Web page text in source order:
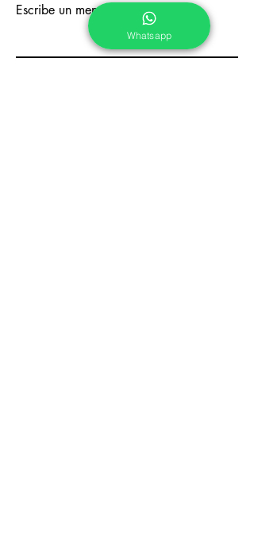
Escribe un mensaje
Whatsapp